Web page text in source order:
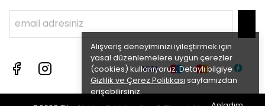
Alışveriş deneyiminizi iyileştirmek için
yasal düzenlemelere uygun çerezler
(cookies) kullanıyoruz. Detaylı bilgiye
Gizlilik ve Çerez Politikası sayfamızdan
erişebilirsiniz.